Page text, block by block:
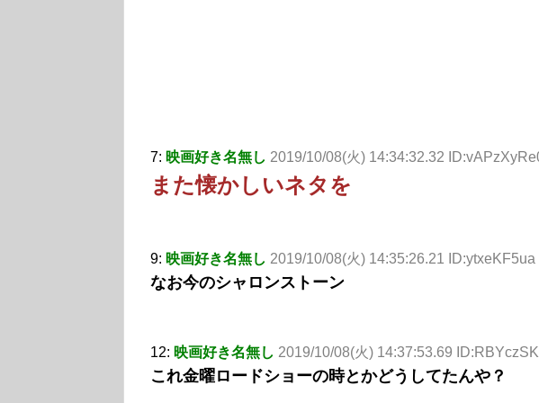
7: 映画好き名無し 2019/10/08(火) 14:34:32.32
また懐かしいネタを
9: 映画好き名無し 2019/10/08(火) 14:35:26.21 ID:ytxeKF5ua
なお今のシャロンストーン
12: 映画好き名無し 2019/10/08(火) 14:37:53.69
これ金曜ロードショーの時とかどうしてたんや？